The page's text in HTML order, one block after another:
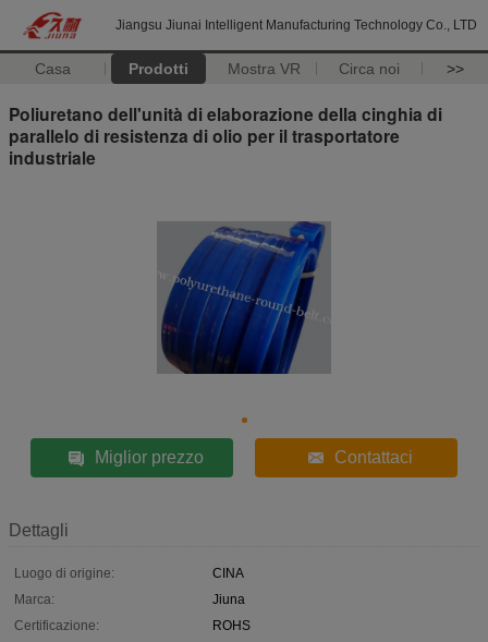
Jiangsu Jiunai Intelligent Manufacturing Technology Co., LTD
Casa Prodotti Mostra VR Circa noi >>
Poliuretano dell'unità di elaborazione della cinghia di
parallelo di resistenza di olio per il trasportatore
industriale
Miglior prezzo Contattaci
Dettagli
Luogo di origine:
CINA
Marca:
Jiuna
Certificazione:
ROHS